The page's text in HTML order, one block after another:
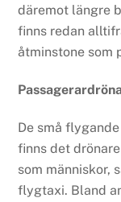
däremot längre
finns redan
åtminstone som
De små
finns det
som människor,
flygtaxi. Bland